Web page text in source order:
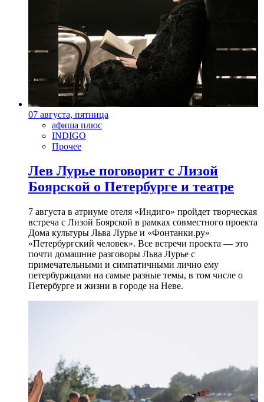
07 августа, пятница
афиша плюс
INDIGO
Прочее
Лев Лурье поговорит с Лизой
Боярской о Петербурге и театре
7 августа в атриуме отеля «Индиго» пройдет творческая
встреча с Лизой Боярской в рамках совместного проекта
Дома культуры Льва Лурье и «Фонтанки.ру»
«Петербургский человек». Все встречи проекта — это
почти домашние разговоры Льва Лурье с
примечательными и симпатичными лично ему
петербуржцами на самые разные темы, в том числе о
Петербурге и жизни в городе на Неве.